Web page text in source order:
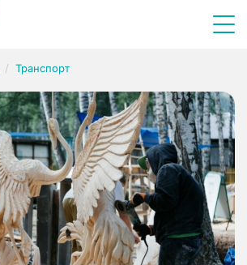
Транспорт